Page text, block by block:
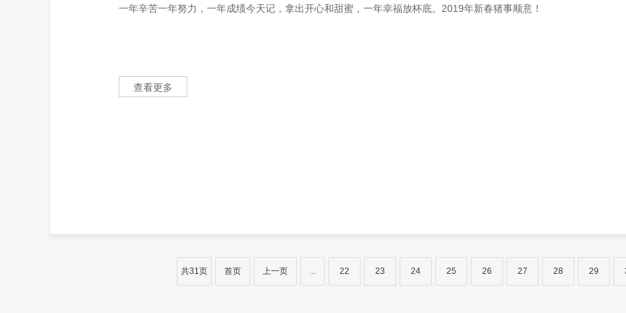
一年辛苦一年努力，一年成绩今天记，拿出开心和甜蜜，一年幸福放杯底。2019年新春猪事顺意！
查看更多
共31页 首页 上一页 ... 22 23 24 25 26 27 28 29